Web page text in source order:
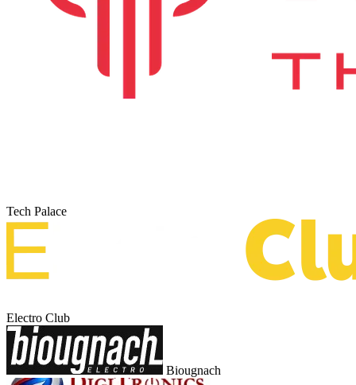
Tech Palace
Electro Club
Biougnach